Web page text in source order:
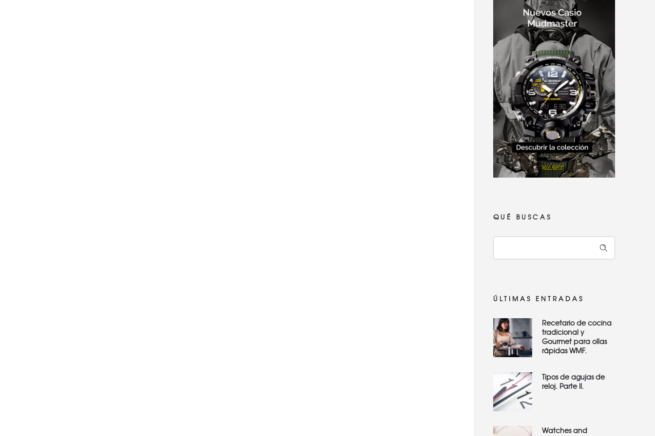
QUÉ BUSCAS
ÚLTIMAS ENTRADAS
Recetario de cocina
tradicional y
Gourmet para ollas
rápidas WMF.
Tipos de agujas de
reloj. Parte II.
Watches and